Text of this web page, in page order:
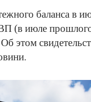
баланса в
(в июле
этом